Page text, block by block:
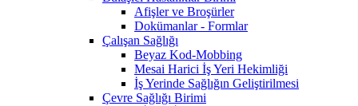
Afişler ve Broşürler
Dokümanlar - Formlar
Çalışan Sağlığı
Beyaz Kod-Mobbing
Mesai Harici İş Yeri Hekimliği
İş Yerinde Sağlığın Geliştirilmesi
Çevre Sağlığı Birimi